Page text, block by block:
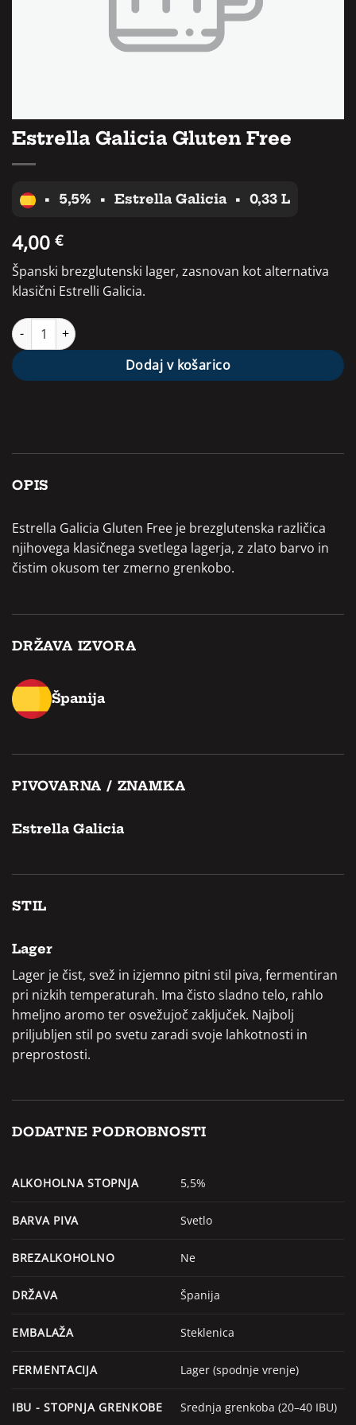
Estrella Galicia Gluten Free
• 5,5% • Estrella Galicia • 0,33 L
4,00 €
Španski brezglutenski lager, zasnovan kot alternativa
klasični Estrelli Galicia.
Estrella Galicia Gluten Free količina
Dodaj v košarico
OPIS
Estrella Galicia Gluten Free je brezglutenska različica
njihovega klasičnega svetlega lagerja, z zlato barvo in
čistim okusom ter zmerno grenkobo.
DRŽAVA IZVORA
Španija
PIVOVARNA / ZNAMKA
Estrella Galicia
STIL
Lager
Lager je čist, svež in izjemno pitni stil piva, fermentiran
pri nizkih temperaturah. Ima čisto sladno telo, rahlo
hmeljno aromo ter osvežujoč zaključek. Najbolj
priljubljen stil po svetu zaradi svoje lahkotnosti in
preprostosti.
DODATNE PODROBNOSTI
ALKOHOLNA STOPNJA 5,5%
BARVA PIVA Svetlo
BREZALKOHOLNO Ne
DRŽAVA Španija
EMBALAŽA Steklenica
FERMENTACIJA Lager (spodnje vrenje)
IBU - STOPNJA GRENKOBE Srednja grenkoba (20–40 IBU)